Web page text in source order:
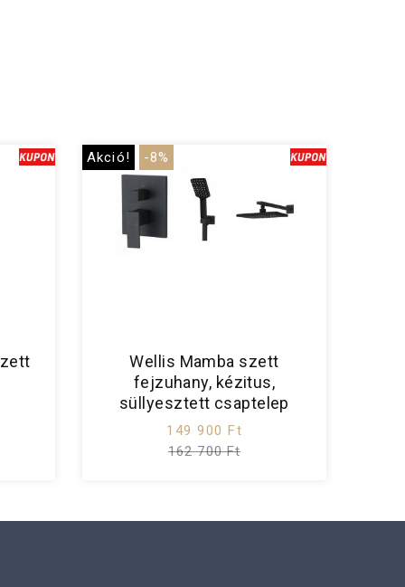
Akció! -8%
Wellis Mamba szett
fejzuhany, kézitus,
süllyesztett csaptelep
149 900 Ft
162 700 Ft